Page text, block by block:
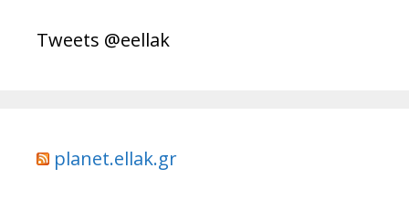
Tweets @eellak
planet.ellak.gr